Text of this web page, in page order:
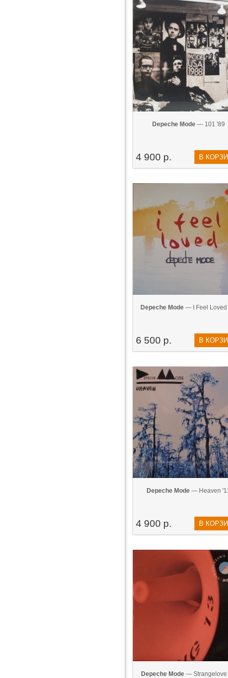
Depeche Mode — 101 '89
4 900 р. В
Depeche Mode — I Feel Loved
6 500 р. В
Depeche Mode — Heaven
4 900 р. В
Depeche Mode— Strangelove